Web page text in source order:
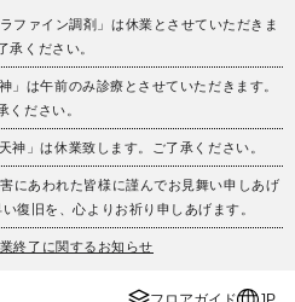
ファイン調剤」は休業とさせていただきま
承ください。
は午前のみ診療とさせていただきます。
ください。
」は休業致します。ご了承ください。
にあわれた皆様に謹んでお見舞い申しあげ
復旧を、心よりお祈り申しあげます。
終了に関するお知らせ